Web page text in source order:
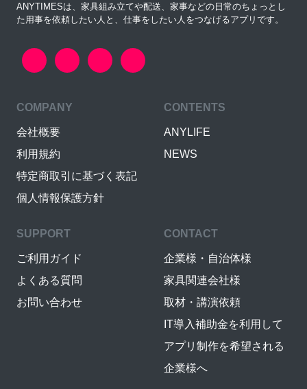
ANYTIMESは、家具組み立てや配送、家事などの日常のちょっとし
た用事を依頼したい人と、仕事をしたい人をつなげるアプリです。
COMPANY
会社概要
利用規約
特定商取引に基づく表記
個人情報保護方針
CONTENTS
ANYLIFE
NEWS
SUPPORT
ご利用ガイド
よくある質問
お問い合わせ
CONTACT
企業様・自治体様
家具関連会社様
取材・講演依頼
IT導入補助金を利用して
アプリ制作を希望される
企業様へ